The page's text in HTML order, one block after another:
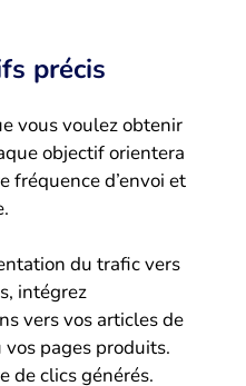
précis
vous voulez obtenir
objectif orientera
fréquence d’envoi et
du trafic vers
intégrez
vers vos articles de
vos pages produits.
de clics générés.